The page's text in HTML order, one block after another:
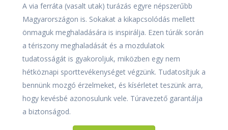
A via ferráta (vasalt utak) turázás egyre népszerűbb
Magyarországon is. Sokakat a kikapcsolódás mellett
önmaguk meghaladására is inspirálja. Ezen túrák során
a tériszony meghaladását és a mozdulatok
tudatosságát is gyakoroljuk, miközben egy nem
hétköznapi sporttevékenységet végzünk. Tudatosítjuk a
bennünk mozgó érzelmeket, és kísérletet teszünk arra,
hogy kevésbé azonosulunk vele. Túravezető garantálja
a biztonságod.